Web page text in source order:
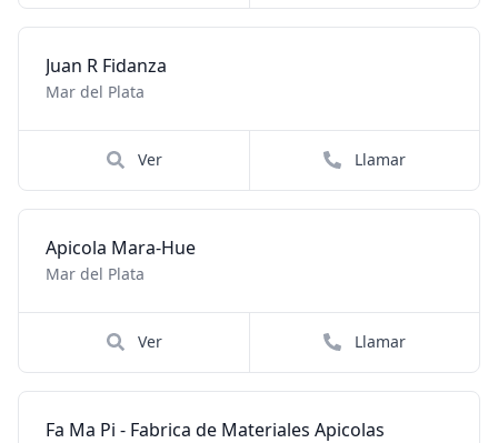
Juan R Fidanza
Mar del Plata
Ver Llamar
Apicola Mara-Hue
Mar del Plata
Ver Llamar
Fa Ma Pi - Fabrica de Materiales Apicolas